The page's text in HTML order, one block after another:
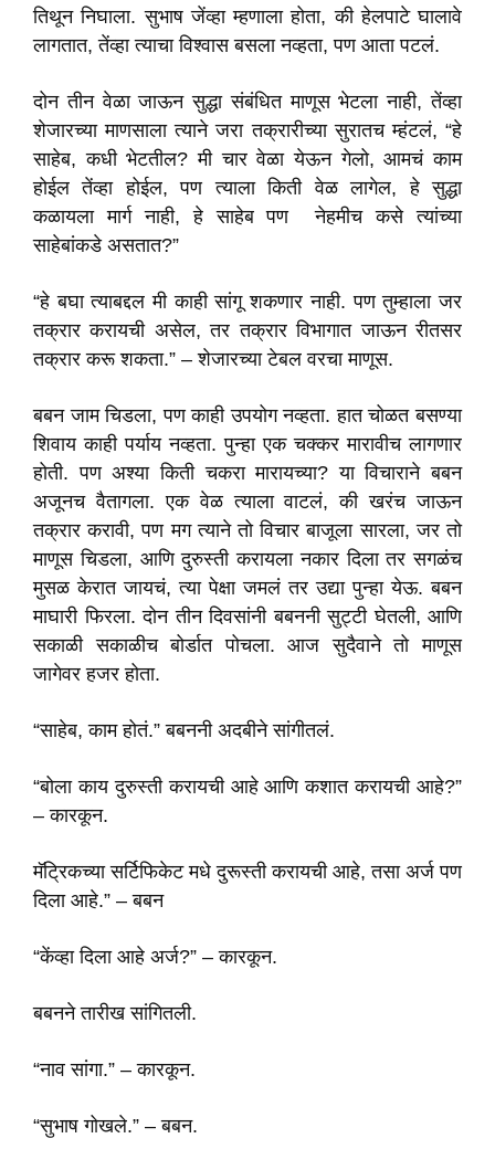
तिथून निघाला. सुभाष जेंव्हा म्हणाला होता, की हेलपाटे घालावे
लागतात, तेंव्हा त्याचा विश्वास बसला नव्हता, पण आता पटलं.
दोन तीन वेळा जाऊन सुद्धा संबंधित माणूस भेटला नाही, तेंव्हा
शेजारच्या माणसाला त्याने जरा तक्रारीच्या सुरातच म्हंटलं, “हे
साहेब, कधी भेटतील? मी चार वेळा येऊन गेलो, आमचं काम
होईल तेंव्हा होईल, पण त्याला किती वेळ लागेल, हे सुद्धा
कळायला मार्ग नाही, हे साहेब पण नेहमीच कसे त्यांच्या
साहेबांकडे असतात?”
“हे बघा त्याबद्दल मी काही सांगू शकणार नाही. पण तुम्हाला जर
तक्रार करायची असेल, तर तक्रार विभागात जाऊन रीतसर
तक्रार करू शकता.” – शेजारच्या टेबल वरचा माणूस.
बबन जाम चिडला, पण काही उपयोग नव्हता. हात चोळत बसण्या
शिवाय काही पर्याय नव्हता. पुन्हा एक चक्कर मारावीच लागणार
होती. पण अश्या किती चकरा मारायच्या? या विचाराने बबन
अजूनच वैतागला. एक वेळ त्याला वाटलं, की खरंच जाऊन
तक्रार करावी, पण मग त्याने तो विचार बाजूला सारला, जर तो
माणूस चिडला, आणि दुरुस्ती करायला नकार दिला तर सगळंच
मुसळ केरात जायचं, त्या पेक्षा जमलं तर उद्या पुन्हा येऊ. बबन
माघारी फिरला. दोन तीन दिवसांनी बबननी सुट्टी घेतली, आणि
सकाळी सकाळीच बोर्डात पोचला. आज सुदैवाने तो माणूस
जागेवर हजर होता.
“साहेब, काम होतं.” बबननी अदबीने सांगीतलं.
“बोला काय दुरुस्ती करायची आहे आणि कशात करायची आहे?”
– कारकून.
मॅट्रिकच्या सर्टिफिकेट मधे दुरूस्ती करायची आहे, तसा अर्ज पण
दिला आहे.” – बबन
“केंव्हा दिला आहे अर्ज?” – कारकून.
बबनने तारीख सांगितली.
“नाव सांगा.” – कारकून.
“सुभाष गोखले.” – बबन.